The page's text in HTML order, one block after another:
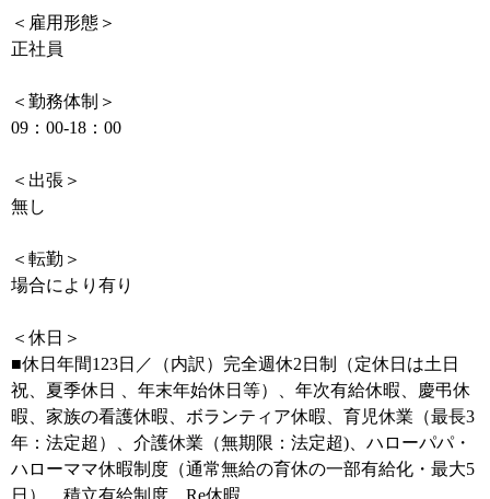
＜雇用形態＞
正社員
＜勤務体制＞
09：00-18：00
＜出張＞
無し
＜転勤＞
場合により有り
＜休日＞
■休日年間123日／（内訳）完全週休2日制（定休日は土日
祝、夏季休日 、年末年始休日等）、年次有給休暇、慶弔休
暇、家族の看護休暇、ボランティア休暇、育児休業（最長3
年：法定超）、介護休業（無期限：法定超)、ハローパパ・
ハローママ休暇制度（通常無給の育休の一部有給化・最大5
日）、積立有給制度、Re休暇